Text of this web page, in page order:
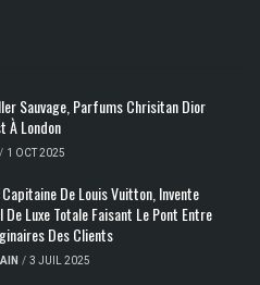
Sauvage, Parfums Chrisitan Dior
À London
/ 1 OCT 2025
De Louis Vuitton, Invente
De Luxe Totale Faisant Le Pont Entre
Des Clients
/ 3 JUIL 2025